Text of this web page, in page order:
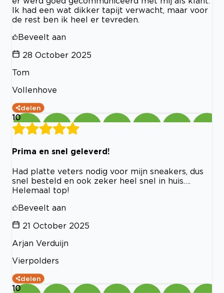
Ik had een wat dikker tapijt verwacht, maar voor
de rest ben ik heel er tevreden.
Beveelt aan
28 October 2025
Tom
Vollenhove
delen
10
Prima en snel geleverd!
Had platte veters nodig voor mijn sneakers, dus
snel besteld en ook zeker heel snel in huis….
Helemaal top!
Beveelt aan
21 October 2025
Arjan Verduijn
Vierpolders
delen
10